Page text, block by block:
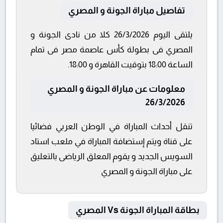
تفاصيل مباراة الجونة و المصري
يلتقى اليوم 26/3/2026 كلا من نادى الجونة و
المصري فى بطولة كأس عاصمة مصر فى تمام
الساعة 18:00 بتوقيت القاهرة و 18:00.
معلومات عن مباراة الجونة و المصري
26/3/2026
تنقل أحداث المباراة في الوطن العربي فضائيا
على قناة ويتم إستضافة المباراة في ملعب استاد
السويس الجديد و يقوم المعلق الرياضى بالتعليق
على مباراة الجونة و المصري
بطاقة المباراة الجونة Vs المصري